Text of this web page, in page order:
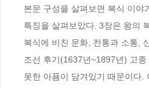
본문 구성을 살펴보면 복식 이
특징을 살펴보았다. 3장은 왕의
복식에 비친 문화, 전통과 소통,
조선 후기(1637년~1897년) 고
못한 아픔이 담겨있기 때문이다.